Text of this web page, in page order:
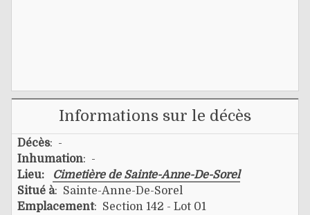
Informations sur le décès
Décès: -
Inhumation: -
Lieu:
Cimetière de Sainte-Anne-De-Sorel
Situé à: Sainte-Anne-De-Sorel
Emplacement: Section 142 - Lot 01